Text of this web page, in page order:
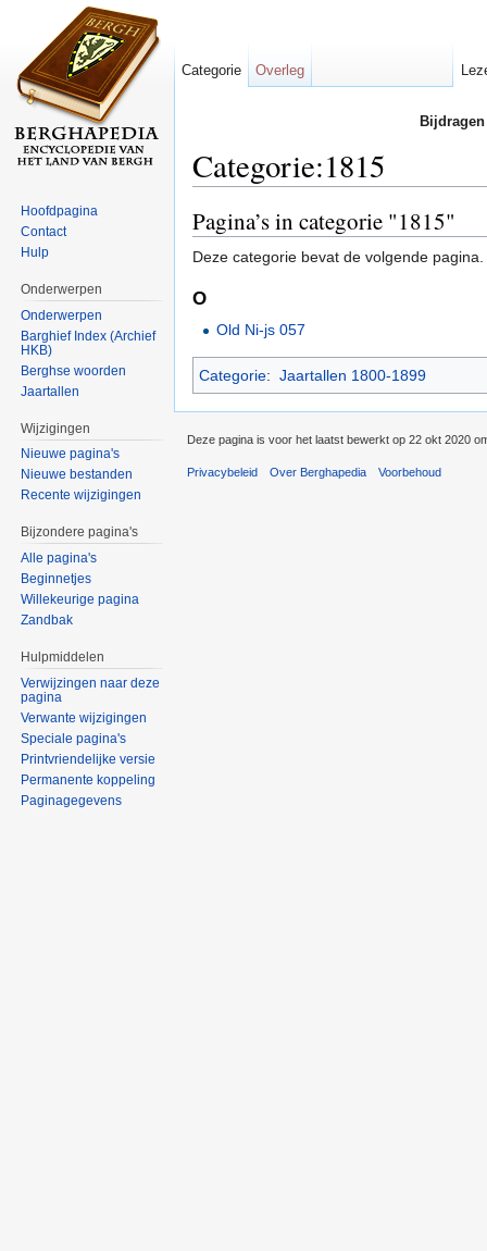
Categorie:1815
Pagina’s in categorie "1815"
Deze categorie bevat de volgende pagina.
O
Old Ni-js 057
Categorie: Jaartallen 1800-1899
Categorie Overleg
Hoofdpagina
Contact
Hulp
Onderwerpen
Onderwerpen
Barghief Index (Archief
HKB)
Berghse woorden
Jaartallen
Wijzigingen
Nieuwe pagina's
Nieuwe bestanden
Recente wijzigingen
Bijzondere pagina's
Alle pagina's
Beginnetjes
Willekeurige pagina
Zandbak
Hulpmiddelen
Verwijzingen naar deze
pagina
Verwante wijzigingen
Speciale pagina's
Printvriendelijke versie
Permanente koppeling
Paginagegevens
Deze pagina is voor het laatst bewerkt op 22 okt 2020
Privacybeleid Over Berghapedia Voorbehoud